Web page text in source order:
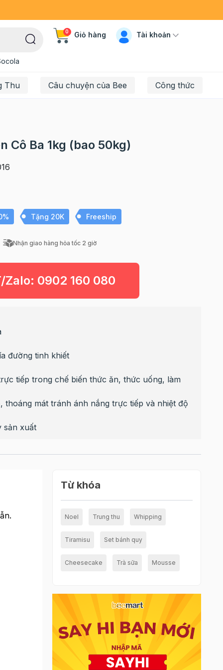
0 Giỏ hàng Tài khoản
Thu Câu chuyện của Bee Công thức
Cô Ba 1kg (bao 50kg)
Tặng 20K Freeship
Nhận giao hàng hỏa tốc 2 giờ
Zalo: 0902 160 080
đường tinh khiết
tiếp trong chế biến thức ăn, thức uống, làm
thoáng mát tránh ánh nắng trực tiếp và nhiệt độ
sản xuất
Từ khóa
Noel Trung thu Whipping
Tiramisu Set bánh quy
Cheesecake Trà sữa Mousse